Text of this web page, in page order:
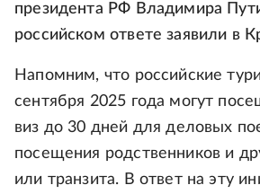
президента РФ Владимира
российском ответе заявили в
Напомним, что российские
сентября 2025 года могут
виз до 30 дней для деловых
посещения родственников и
или транзита. В ответ на эту